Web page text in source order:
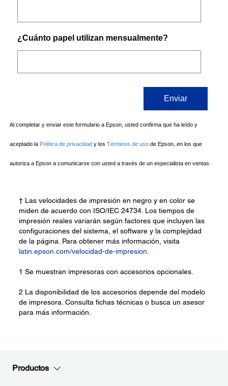
† Las velocidades de impresión en negro y en color se
miden de acuerdo con ISO/IEC 24734. Los tiempos de
impresión reales variarán según factores que incluyen las
configuraciones del sistema, el software y la complejidad
de la página. Para obtener más información, visita
latin.epson.com/velocidad-de-impresion
1 Se muestran impresoras con accesorios opcionales.
2 La disponibilidad de los accesorios depende del modelo
de impresora. Consulta fichas técnicas o busca un asesor
para más información.
Productos